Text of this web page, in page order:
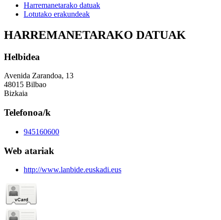
Harremanetarako datuak
Lotutako erakundeak
HARREMANETARAKO DATUAK
Helbidea
Avenida Zarandoa, 13
48015 Bilbao
Bizkaia
Telefonoa/k
945160600
Web atariak
http://www.lanbide.euskadi.eus